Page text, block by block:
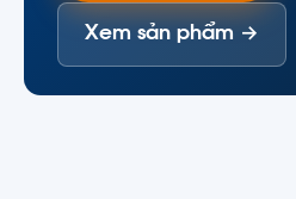
Xem sản phẩm →